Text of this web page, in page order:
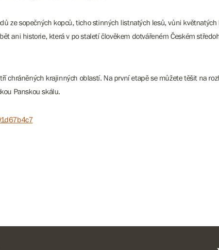
ze sopečných kopců, ticho stinných listnatých lesů, vůni
ani historie, která v po staletí člověkem dotvářeném Českém
chráněných krajinných oblastí. Na první etapě se můžete těšit na
Panskou skálu.